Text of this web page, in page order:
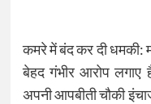
कमरे में बंद कर दी धमकी:
बेहद गंभीर आरोप
अपनी आपबीती चौकी